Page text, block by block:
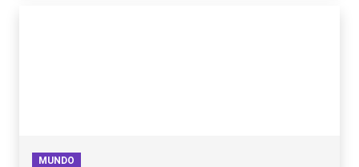
MUNDO